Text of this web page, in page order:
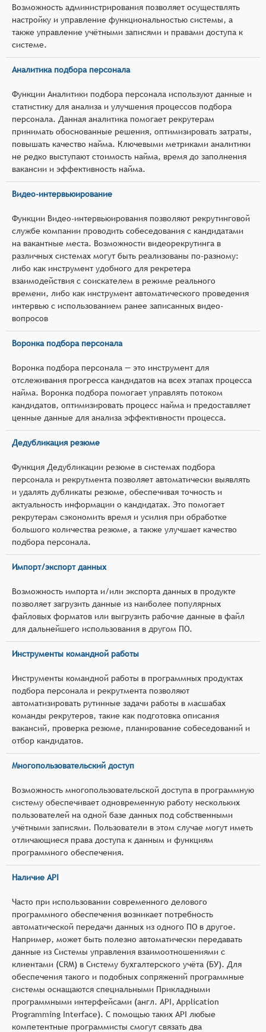
Возможность администрирования позволяет осуществлять
настройку и управление функциональностью системы, а
также управление учётными записями и правами доступа к
системе.
Аналитика подбора персонала
Функции Аналитики подбора персонала используют данные и
статистику для анализа и улучшения процессов подбора
персонала. Данная аналитика помогает рекрутерам
принимать обоснованные решения, оптимизировать затраты,
повышать качество найма. Ключевыми метриками аналитики
не редко выступают стоимость найма, время до заполнения
вакансии и эффективность найма.
Видео-интервьюирование
Функции Видео-интервьюирования позволяют рекрутинговой
службе компании проводить собеседования с кандидатами
на вакантные места. Возможности видеорекрутинга в
различных системах могут быть реализованы по-разному:
либо как инструмент удобного для рекретера
взаимодействия с соискателем в режиме реального
времени, либо как инструмент автоматического проведения
интервью с использованием ранее записанных видео-
вопросов
Воронка подбора персонала
Воронка подбора персонала — это инструмент для
отслеживания прогресса кандидатов на всех этапах процесса
найма. Воронка подбора помогает управлять потоком
кандидатов, оптимизировать процесс найма и предоставляет
ценные данные для анализа эффективности процесса.
Дедубликация резюме
Функция Дедубликации резюме в системах подбора
персонала и рекрутмента позволяет автоматически выявлять
и удалять дубликаты резюме, обеспечивая точность и
актуальность информации о кандидатах. Это помогает
рекрутерам сэкономить время и усилия при обработке
большого количества резюме, а также улучшает качество
подбора персонала.
Импорт/экспорт данных
Возможность импорта и/или экспорта данных в продукте
позволяет загрузить данные из наиболее популярных
файловых форматов или выгрузить рабочие данные в файл
для дальнейшего использования в другом ПО.
Инструменты командной работы
Инструменты командной работы в программных продуктах
подбора персонала и рекрутмента позволяют
автоматизировать рутинные задачи работы в масшабах
команды рекрутеров, такие как подготовка описания
вакансий, проверка резюме, планирование собеседований и
отбор кандидатов.
Многопользовательский доступ
Возможность многопользовательской доступа в программную
систему обеспечивает одновременную работу нескольких
пользователей на одной базе данных под собственными
учётными записями. Пользователи в этом случае могут иметь
отличающиеся права доступа к данным и функциям
программного обеспечения.
Наличие API
Часто при использовании современного делового
программного обеспечения возникает потребность
автоматической передачи данных из одного ПО в другое.
Например, может быть полезно автоматически передавать
данные из Системы управления взаимоотношениями с
клиентами (CRM) в Систему бухгалтерского учёта (БУ). Для
обеспечения такого и подобных сопряжений программные
системы оснащаются специальными Прикладными
программными интерфейсами (англ. API, Application
Programming Interface). С помощью таких API любые
компетентные программисты смогут связать два